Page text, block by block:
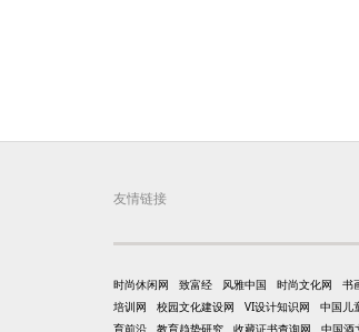
友情链接
时尚休闲网 致富经 风雅中国 时尚文化网 书
培训网
校园文化建设网 VI设计知识网 中国儿
育前沿
教育趋势研究 收藏证书查询网 中国酒